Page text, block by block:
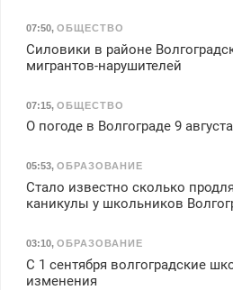
07:50, ОБЩЕСТВО
Силовики в районе
мигрантов-нарушителей
07:15, ОБЩЕСТВО
О погоде в Волгограде 9
05:53, ОБРАЗОВАНИЕ
Стало известно сколько
каникулы у школьников
03:10, ОБРАЗОВАНИЕ
С 1 сентября волгоградские
изменения